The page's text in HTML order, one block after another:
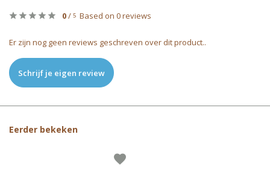
0/ 5 Based on 0 reviews
Er zijn nog geen reviews geschreven over dit product..
Schrijf je eigen review
Eerder bekeken